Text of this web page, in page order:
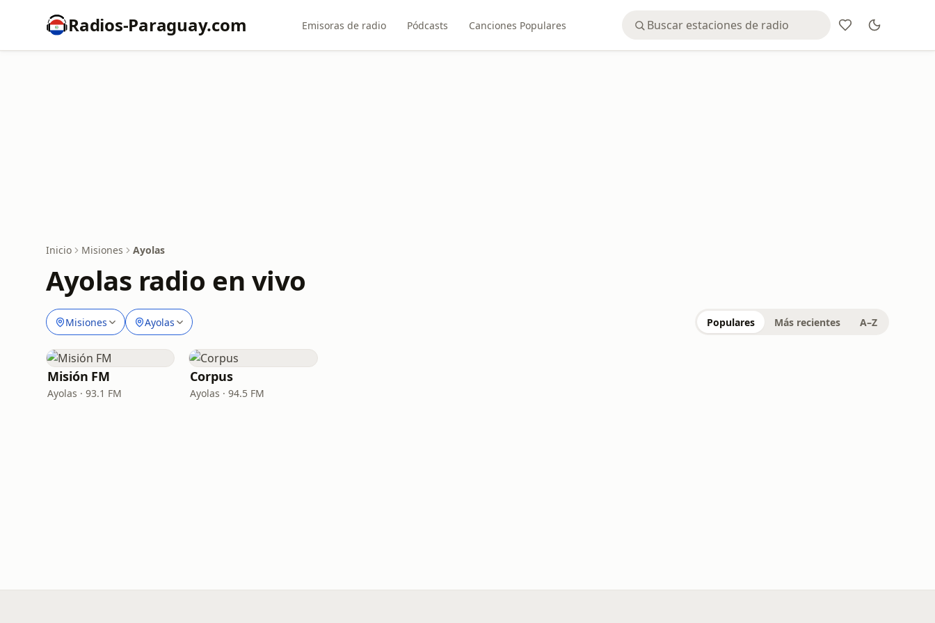
Radios-Paraguay.com Emisoras de radio Pódcasts Canciones Populares
Inicio Misiones Ayolas
Ayolas radio en vivo
Misiones Ayolas Populares Más recientes A–Z
Misión FM
Ayolas · 93.1 FM
Corpus
Ayolas · 94.5 FM